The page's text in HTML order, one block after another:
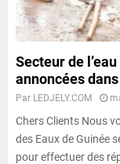
Secteur de
annoncées
Par LEDJELY.COM
Chers Clients Nous
des Eaux de Guinée
pour effectuer des